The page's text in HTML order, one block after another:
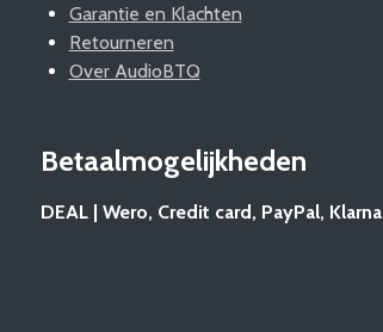
Garantie en Klachten
Retourneren
Over AudioBTQ
Betaalmogelijkheden
DEAL | Wero, Credit card, PayPal, Klarna